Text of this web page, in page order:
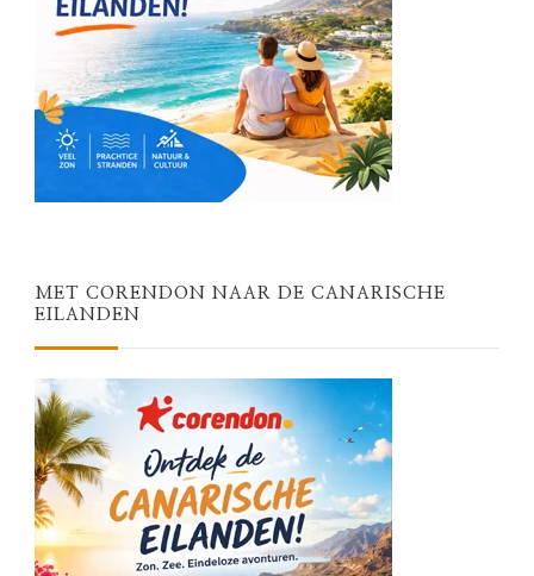
MET CORENDON NAAR DE CANARISCHE
EILANDEN